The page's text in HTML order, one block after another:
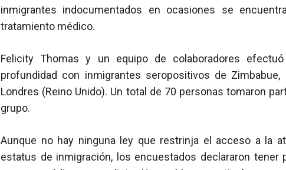
inmigrantes indocumentados en ocasiones se
tratamiento médico.
Felicity Thomas y un equipo de colaboradores
profundidad con inmigrantes seropositivos de
Londres (Reino Unido). Un total de 70 personas tomaron
grupo.
Aunque no hay ninguna ley que restrinja el acceso a la
estatus de inmigración, los encuestados declararon tener